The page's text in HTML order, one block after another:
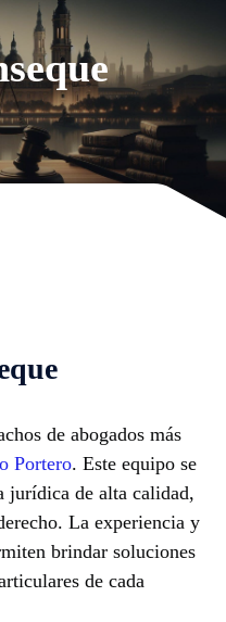
de abogados más
Portero. Este equipo se
jurídica de alta calidad,
La experiencia y
brindar soluciones
de cada